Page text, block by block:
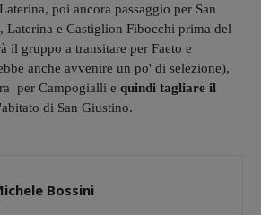
poi ancora passaggio per San
Laterina e Castiglion Fibocchi prima del
il gruppo a transitare per Faeto e
anche avvenire un po' di selezione),
per Campogialli e quindi tagliare il
di San Giustino.
Bossini